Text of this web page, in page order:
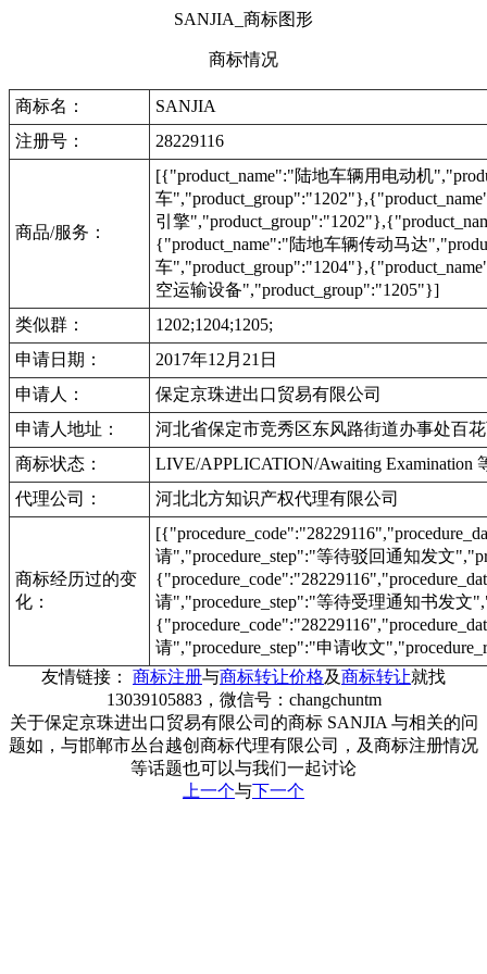
SANJIA_商标图形
商标情况
商标名：
SANJIA
注册号：
28229116
商品/服务：
[{"product_name":"陆地车辆用电动机
车
引擎
{"product_name":"陆地车辆传动马达
车
空运输设备","product_group":"1205"}]
类似群：
1202;1204;1205;
申请日期：
2017年12月21日
申请人：
保定京珠进出口贸易有限公司
申请人地址：
河北省保定市竞秀区东风路街道办事处百
商标状态：
LIVE/APPLICATION/Awaiting Examination
代理公司：
河北北方知识产权代理有限公司
商标经历过的变
化：
请","procedure_step":"等待驳回通知发文
请","procedure_step":"等待受理通知书发文
请","procedure_step":"申请收文
友情链接： 商标注册与商标转让价格及商标转让就找
13039105883，微信号：changchuntm
关于保定京珠进出口贸易有限公司的商标 SANJIA 与相关的问
题如，与邯郸市丛台越创商标代理有限公司，及商标注册情况
等话题也可以与我们一起讨论
上一个与下一个